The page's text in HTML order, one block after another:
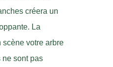
créera un
La
scène votre arbre
ne sont pas